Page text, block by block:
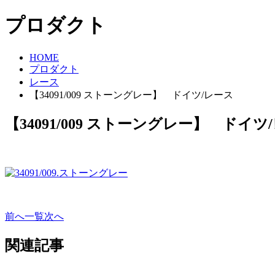
プロダクト
HOME
プロダクト
レース
【34091/009 ストーングレー】 ドイツ/レース
【34091/009 ストーングレー】 ドイツ
前へ一覧次へ
関連記事